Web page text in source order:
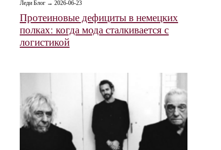
Леди Блог → 2026-06-23
Протеиновые дефициты в немецких
полках: когда мода сталкивается с
логистикой